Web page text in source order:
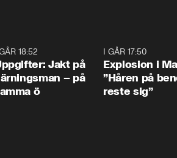
18:52
Jakt på
– på
ö
I GÅR 17:50
Explosion i
”Håren på
reste sig”